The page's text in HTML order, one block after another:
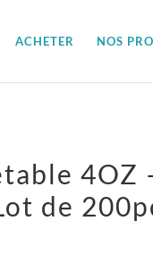
ACHETER NOS
4OZ
de